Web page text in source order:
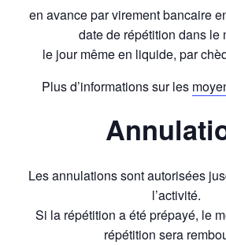
en avance par virement bancaire
date de répétition dans le
le jour même en liquide, par
Plus d’informations sur les
Les annulations sont autorisées
l’activité.
Si la répétition a été prépayé, le
répétition sera